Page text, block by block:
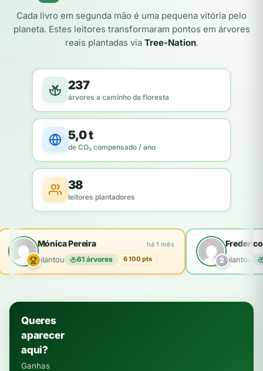
Cada livro em segunda mão é uma pequena vitória pelo
planeta. Estes leitores transformaram pontos em árvores
reais plantadas via Tree-Nation.
237
árvores a caminho da floresta
5,0 t
de CO₂ compensado / ano
38
leitores plantadores
Mónica Pereira há 1 mês
plantou 61 árvores 6 100 pts 2 plantou
Queres
aparecer
aqui?
Ganhas